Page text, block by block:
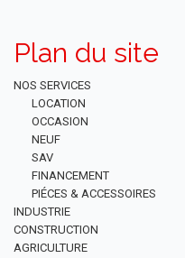
Plan du site
NOS SERVICES
LOCATION
OCCASION
NEUF
SAV
FINANCEMENT
PIÉCES & ACCESSOIRES
INDUSTRIE
CONSTRUCTION
AGRICULTURE